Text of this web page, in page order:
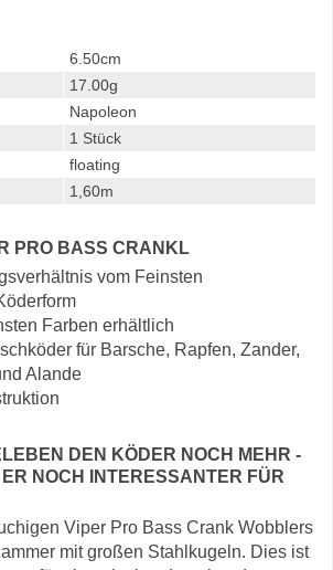
6.50cm
17.00g
Napoleon
1 Stück
floating
1,60m
PRO BASS CRANKL
vom Feinsten
Farben erhältlich
für Barsche, Rapfen, Zander,
Alande
DEN KÖDER NOCH MEHR -
NOCH INTERESSANTER FÜR
Viper Pro Bass Crank Wobblers
mit großen Stahlkugeln. Dies ist